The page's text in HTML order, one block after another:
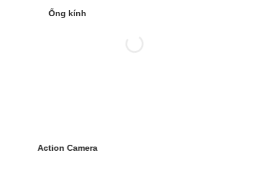
Ống kính
Action Camera